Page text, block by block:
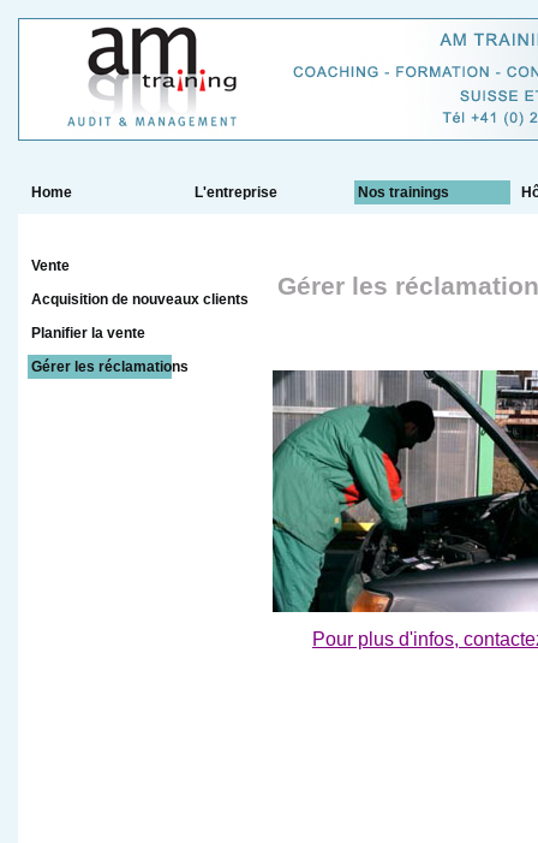
Home L'entreprise Nos trainings
Vente
Acquisition de nouveaux clients
Planifier la vente
Gérer les réclamations
Gérer les
Pour plus d'infos,